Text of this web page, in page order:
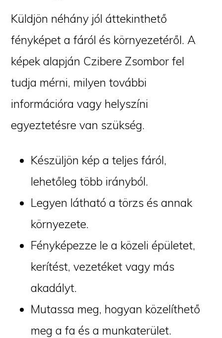
Küldjön néhány jól áttekinthető
fényképet a fáról és környezetéről. A
képek alapján Czibere Zsombor fel
tudja mérni, milyen további
információra vagy helyszíni
egyeztetésre van szükség.
Készüljön kép a teljes fáról,
lehetőleg több irányból.
Legyen látható a törzs és annak
környezete.
Fényképezze le a közeli épületet,
kerítést, vezetéket vagy más
akadályt.
Mutassa meg, hogyan közelíthető
meg a fa és a munkaterület.